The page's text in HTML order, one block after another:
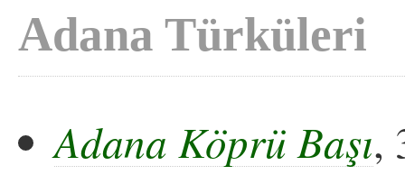
Adana Türküleri
Adana Köprü Başı,